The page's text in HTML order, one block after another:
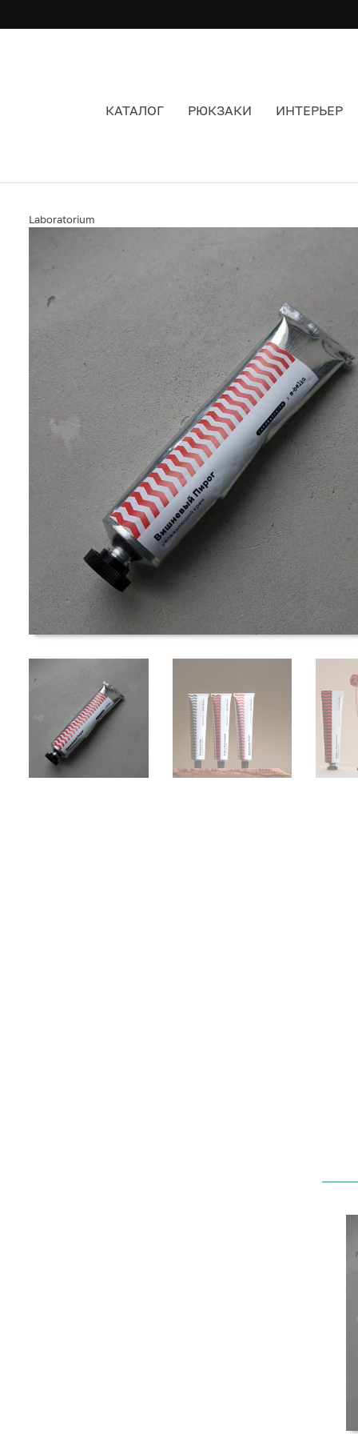
КАТАЛОГ РЮКЗАКИ ИНТЕРЬЕР
Laboratorium